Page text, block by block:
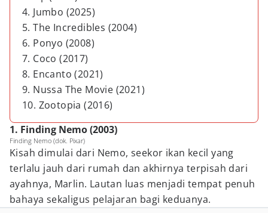
4. Jumbo (2025)
5. The Incredibles (2004)
6. Ponyo (2008)
7. Coco (2017)
8. Encanto (2021)
9. Nussa The Movie (2021)
10. Zootopia (2016)
1. Finding Nemo (2003)
Finding Nemo (dok. Pixar)
Kisah dimulai dari Nemo, seekor ikan kecil yang
terlalu jauh dari rumah dan akhirnya terpisah dari
ayahnya, Marlin. Lautan luas menjadi tempat penuh
bahaya sekaligus pelajaran bagi keduanya.